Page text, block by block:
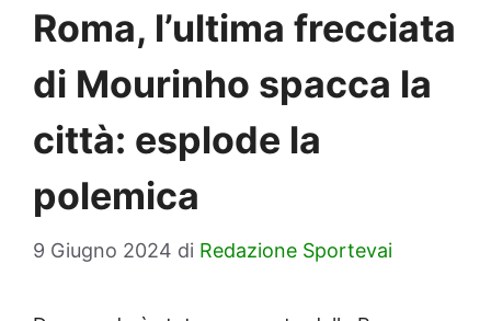
Roma, l’ultima frecciata
di Mourinho spacca la
città: esplode la
polemica
9 Giugno 2024 di Redazione Sportevai